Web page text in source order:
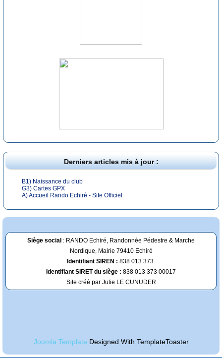
Derniers articles mis à jour :
B1) Naissance du club
G3) Cartes GPX
A) Accueil Rando Echiré - Site Officiel
Siège social : RANDO Echiré, Randonnée Pédestre & Marche
Nordique, Mairie 79410 Echiré
Identifiant SIREN : 838 013 373
Identifiant SIRET du siège : 838 013 373 00017
Site créé par Julie LE CUNUDER
Joomla Template Designed With TemplateToaster